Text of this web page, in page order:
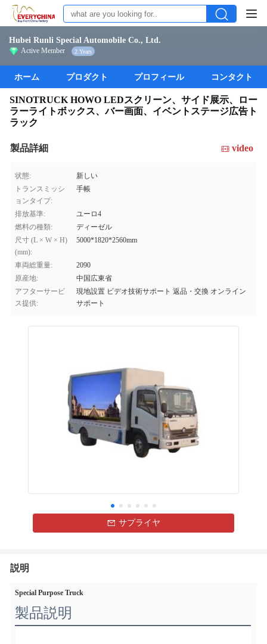
Hubei Runli Special Automobile Co., Ltd.
Active Member 2 Years
ホーム プロダクト プロフィール コンタクト
SINOTRUCK HOWO LEDスクリーン、サイド展示、ロー
ラーライトボックス、バー画面、イベントステージ広告ト
ラック
製品詳細 video
状態:
新しい
トランスミッシ
ョンタイプ:
手帳
排放基準:
ユーロ4
燃料の種類:
ディーゼル
尺寸 (L × W × H)
(mm):
5000*1820*2560mm
車両総重量:
2090
原産地:
中国広東省
アフターサービ
ス提供:
現地設置 ビデオ技術サポート 返品・交換 オンライン
サポート
サプライヤ
説明
Special Purpose Truck
製品説明